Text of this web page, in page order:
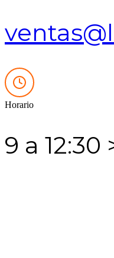
Horario
9 a 12:30